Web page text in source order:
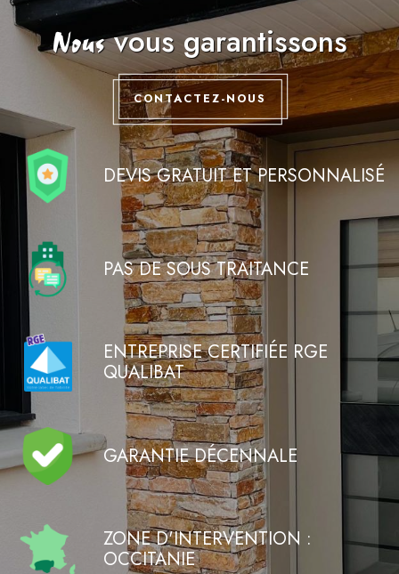
Nousvous garantissons
CONTACTEZ-NOUS
DEVIS GRATUIT ET PERSONNALISÉ
PAS DE SOUS TRAITANCE
ENTREPRISE CERTIFIÉE RGE
QUALIBAT
GARANTIE DÉCENNALE
ZONE D'INTERVENTION :
OCCITANIE